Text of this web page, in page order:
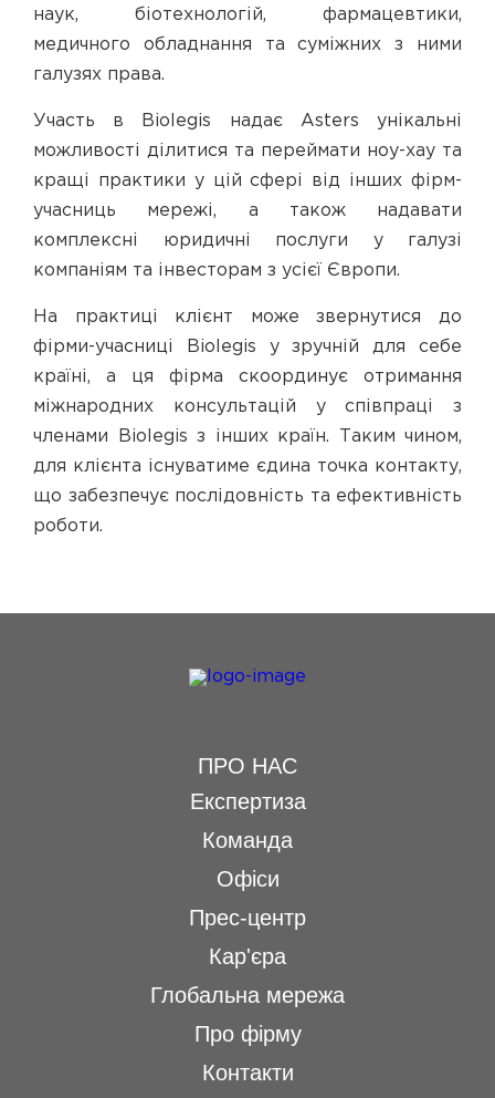
наук, біотехнологій, фармацевтики,
медичного обладнання та суміжних з ними
галузях права.
Участь в Biolegis надає Asters унікальні
можливості ділитися та переймати ноу-хау та
кращі практики у цій сфері від інших фірм-
учасниць мережі, а також надавати
комплексні юридичні послуги у галузі
компаніям та інвесторам з усієї Європи.
На практиці клієнт може звернутися до
фірми-учасниці Biolegis у зручній для себе
країні, а ця фірма скоординує отримання
міжнародних консультацій у співпраці з
членами Biolegis з інших країн. Таким чином,
для клієнта існуватиме єдина точка контакту,
що забезпечує послідовність та ефективність
роботи.
ПРО НАС
Експертиза
Команда
Офіси
Прес-центр
Кар'єра
Глобальна мережа
Про фірму
Контакти